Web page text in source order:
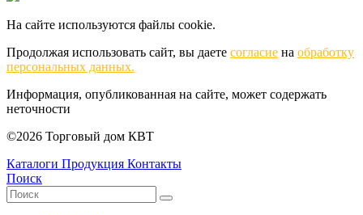
На сайте используются файлы cookie.
Продолжая использовать сайт, вы даете согласие на обработку
персональных данных.
Информация, опубликованная на сайте, может содержать
неточности
©2026 Торговый дом КВТ
Каталоги Продукция Контакты
Поиск